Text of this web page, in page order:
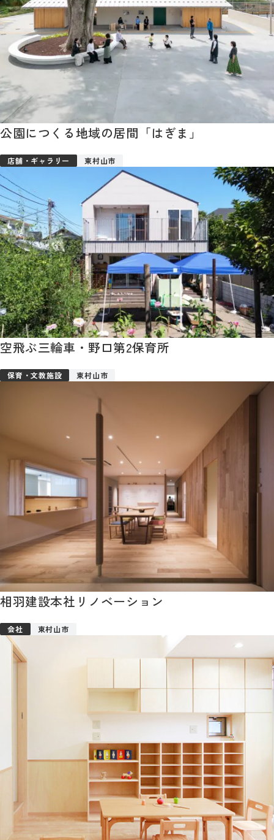
公園につくる地域の居間「はぎま」
店舗・ギャラリー 東村山市
空飛ぶ三輪車・野口第2保育所
保育・文教施設 東村山市
相羽建設本社リノベーション
会社 東村山市